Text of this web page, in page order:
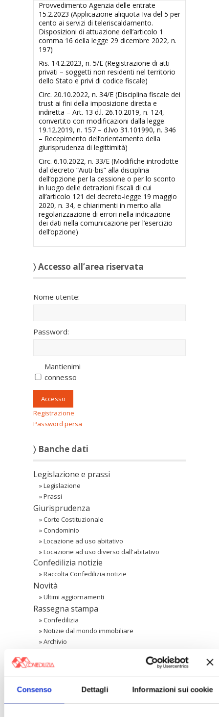
Consenso Dettagli Informazioni sui cookie
Provvedimento Agenzia delle entrate
15.2.2023 (Applicazione aliquota Iva del 5 per
cento ai servizi di teleriscaldamento.
Disposizioni di attuazione dell’articolo 1
comma 16 della legge 29 dicembre 2022, n.
197)
Ris. 14.2.2023, n. 5/E (Registrazione di atti
privati – soggetti non residenti nel territorio
dello Stato e privi di codice fiscale)
Circ. 20.10.2022, n. 34/E (Disciplina fiscale dei
trust ai fini della imposizione diretta e
indiretta – Art. 13 d.l. 26.10.2019, n. 124,
convertito con modificazioni dalla legge
19.12.2019, n. 157 – d.lvo 31.101990, n. 346
– Recepimento dell’orientamento della
giurisprudenza di legittimità)
Circ. 6.10.2022, n. 33/E (Modifiche introdotte
dal decreto “Aiuti-bis” alla disciplina
dell’opzione per la cessione o per lo sconto
in luogo delle detrazioni fiscali di cui
all’articolo 121 del decreto-legge 19 maggio
2020, n. 34, e chiarimenti in merito alla
regolarizzazione di errori nella indicazione
dei dati nella comunicazione per l’esercizio
dell’opzione)
〉 Accesso all’area riservata
Nome utente:
Password:
Mantienimi
connesso
Accesso
Registrazione
Password persa
〉 Banche dati
Legislazione e prassi
»Legislazione
»Prassi
Giurisprudenza
»Corte Costituzionale
»Condominio
»Locazione ad uso abitativo
»Locazione ad uso diverso dall'abitativo
Confedilizia notizie
»Raccolta Confedilizia notizie
Novità
»Ultimi aggiornamenti
Rassegna stampa
»Confedilizia
»Notizie dal mondo immobiliare
»Archivio
Cerca
〉 Area riservata Associazioni